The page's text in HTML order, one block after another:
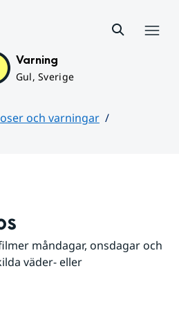
Varning
Gul, Sverige
och varningar
måndagar, onsdagar och
väder- eller